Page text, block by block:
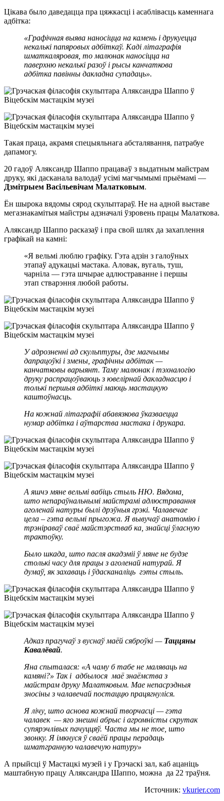
Цікава было даведацца пра цяжкасці і асаблівасць каменнага
адбітка:
«Графічная выява наносіцца на камень і друкуецца
некалькі папяровых адбіткаў. Каді літаграфія
шматкаляровая, то малюнак наносіцца на
паверхню некалькі разоў і рысы канчаткова
адбітка павінны дакладна супадаць».
Такая праца, акрамя спецыяльнага абсталявання, патрабуе
дапамогу.
20 гадоў Аляксандр Шаппо працаваў з выдатным майстрам
друку, які дасканала валодаў усімі магчымымі прыёмамі —
Дзмітрыем Васільевічам Малатковым.
Ён шырока вядомы сярод скульптараў. Не на адной выставе
мегазнакамітыя майстры адзначалі ўзровень працы Малаткова.
Аляксандр Шаппо расказаў і пра свой шлях да захаплення
графікай на камні:
«Я вельмі люблю графіку. Гэта адзін з галоўных
этапаў адукацыі мастака. Аловак, вугаль, туш,
чарніла — гэта шчырае адлюстраванне і першы
этап стварэння любой работы.
У адрозненні ад скульптуры, дзе магчымы
дапрацоўкі і змены, графічны адбітак —
канчатковы варыянт. Таму малюнак і тэхналогію
друку распрацоўваюць з ювелірнай дакладнасцю і
толькі першыя адбіткі маюць мастацкую
каштоўнасць.
На кожнай літаграфіі абавязкова ўказваецца
нумар адбітка і аўтарства мастака і друкара.
А яшчэ мяне вельмі вабіць стыль НЮ. Вядома,
што непараўнальнымі майстрамі адлюстравання
аголенай натуры былі дрэўныя грэкі. Чалавечае
цела – гэта вельмі прыгожа. Я вывучаў анатомію і
трэніраваў сваё майстэрстваб ка, знайсці ўласную
трактоўку.
Было шкада, што пасля акадэміі ў мяне не будзе
столькі часу для працы з аголенай натурай. Я
думаў, як захаваць і ўдасканаліць гэты стыль.
Адказ прагучаў з вуснаў маёй сяброўкі — Таццяны
Кавалёвай.
Яна спыталася: «А чаму б табе не маляваць на
камяні?» Так і адбылося маё знаёмства з
майстрам друку Малатковым. Мае непасрэдныя
зносіны з чалавечай постаццю працягнуліся.
Я лічу, што аснова кожнай творчасці — гэта
чалавек — яго знешні абрыс і агромністы скрутак
супярэчлівых пачуццяў. Часта мы не тое, што
звонку. Я імкнуся ў сваёй працы перадаць
шматгранную чалавечую натуру»
А прыйсці ў Мастацкі музей і у Грэчаскі зал, каб ацаніць
маштабную працу Аляксандра Шаппо, можна да 22 траўня.
Источник: vkurier.com